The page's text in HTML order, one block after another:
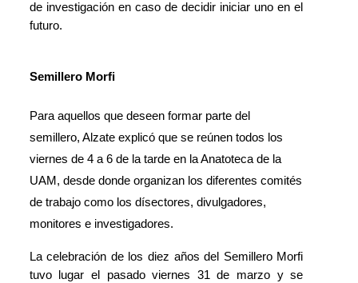
de investigación en caso de decidir iniciar uno en el
futuro.
Semillero Morfi
Para aquellos que deseen formar parte del
semillero, Alzate explicó que se reúnen todos los
viernes de 4 a 6 de la tarde en la Anatoteca de la
UAM, desde donde organizan los diferentes comités
de trabajo como los dísectores, divulgadores,
monitores e investigadores.
La celebración de los diez años del Semillero Morfi
tuvo lugar el pasado viernes 31 de marzo y se